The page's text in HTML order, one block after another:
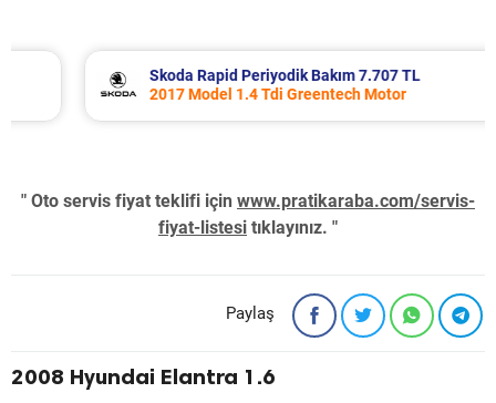
Skoda Rapid Periyodik Bakım 7.707 TL
2017 Model 1.4 Tdi Greentech Motor
" Oto servis fiyat teklifi için www.pratikaraba.com/servis-
fiyat-listesi tıklayınız. "
Paylaş
2008 Hyundai Elantra 1.6